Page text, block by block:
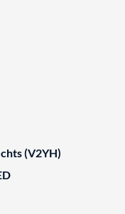
(V2YH)